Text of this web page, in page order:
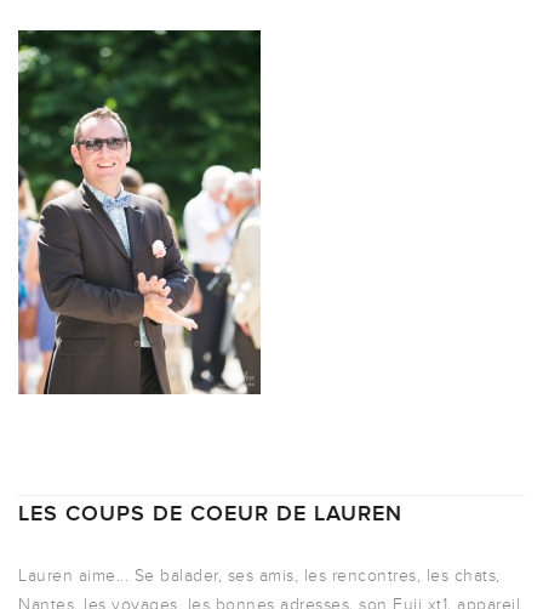
LES COUPS DE COEUR DE LAUREN
Lauren aime... Se balader, ses amis, les rencontres, les chats,
Nantes, les voyages, les bonnes adresses, son Fuji xt1, appareil